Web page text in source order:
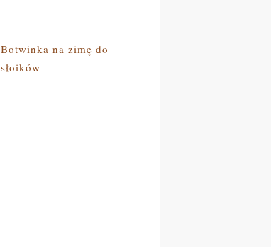
Botwinka na zimę do
słoików